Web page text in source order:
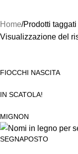
Home Prodotti taggati
Visualizzazione del
FIOCCHI NASCITA
IN SCATOLA!
MIGNON
SEGNAPOSTO